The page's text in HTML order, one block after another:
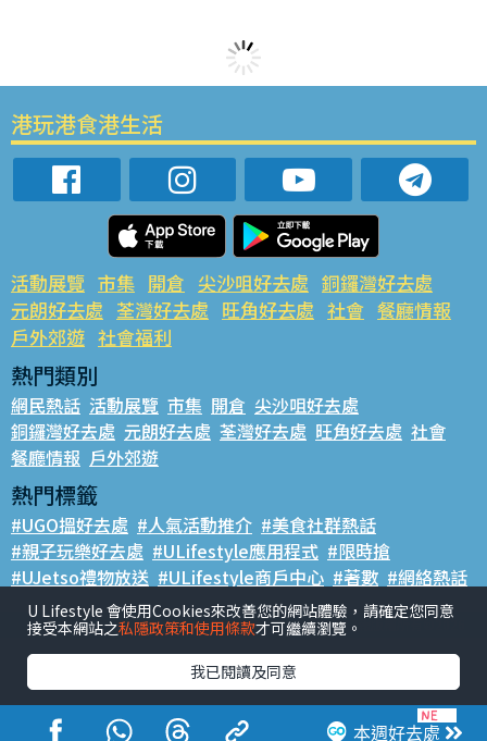
本週好去處
港玩港食港生活
活動展覽 市集 開倉 尖沙咀好去處 銅鑼灣好去處
元朗好去處 荃灣好去處 旺角好去處 社會 餐廳情報
戶外郊遊 社會福利
熱門類別
網民熱話 活動展覽 市集 開倉 尖沙咀好去處
銅鑼灣好去處 元朗好去處 荃灣好去處 旺角好去處 社會
餐廳情報 戶外郊遊
熱門標籤
#UGO搵好去處 #人氣活動推介 #美食社群熱話
#親子玩樂好去處 #ULifestyle應用程式 #限時搶
#UJetso禮物放送 #ULifestyle商戶中心 #著數 #網絡熱話
香港經濟日報版權所有©2026
U Lifestyle 會使用Cookies來改善您的網站體驗，請確定您同意
接受本網站之私隱政策和使用條款才可繼續瀏覽。
我已閱讀及同意